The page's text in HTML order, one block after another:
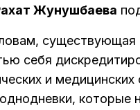
Жунушбаева
существующая
себя
и
которые